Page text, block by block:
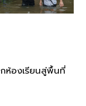
ห้องเรียนสู่พื้นที่